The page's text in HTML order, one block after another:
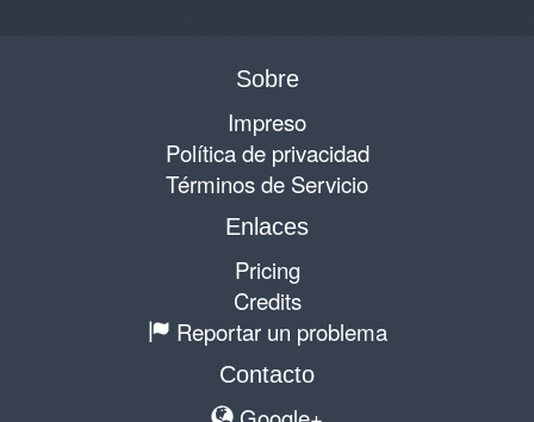
Sobre
Impreso
Política de privacidad
Términos de Servicio
Enlaces
Pricing
Credits
Reportar un problema
Contacto